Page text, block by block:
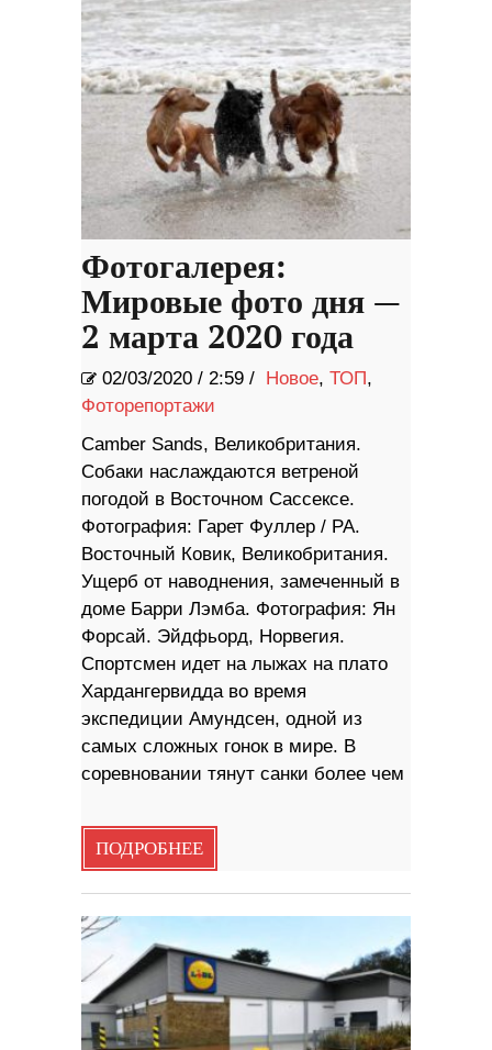
Фотогалерея:
Мировые фото дня —
2 марта 2020 года
02/03/2020 / 2:59 / Новое, ТОП,
Фоторепортажи
Camber Sands, Великобритания.
Собаки наслаждаются ветреной
погодой в Восточном Сассексе.
Фотография: Гарет Фуллер / PA.
Восточный Ковик, Великобритания.
Ущерб от наводнения, замеченный в
доме Барри Лэмба. Фотография: Ян
Форсай. Эйдфьорд, Норвегия.
Спортсмен идет на лыжах на плато
Хардангервидда во время
экспедиции Амундсен, одной из
самых сложных гонок в мире. В
соревновании тянут санки более чем
ПОДРОБНЕЕ